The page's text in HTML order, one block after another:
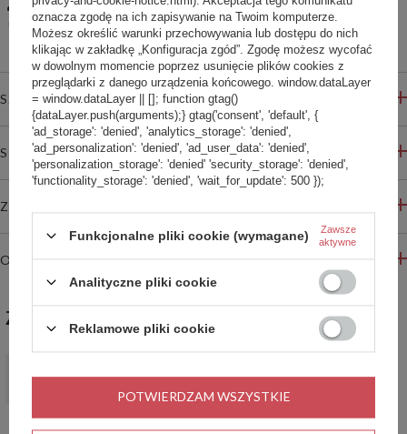
Udostępnij konfigurację
Bezpieczne zakupy
SZCZEGÓŁOWE INFORMACJE
STREFA REKOMENDACJI
ZADAJ PYTANIE
OPINIE
ZABIERZ JESZCZE :)
Kubek termiczny Contigo West Loop 2.0 470 ml - Glamour
119,00 zł / szt.
oznacza zgodę na ich zapisywanie na Twoim komputerze.
Możesz określić warunki przechowywania lub dostępu do nich
klikając w zakładkę „Konfiguracja zgód”. Zgodę możesz wycofać
w dowolnym momencie poprzez usunięcie plików cookies z
przeglądarki z danego urządzenia końcowego. window.dataLayer
= window.dataLayer || []; function gtag()
{dataLayer.push(arguments);} gtag('consent', 'default', {
'ad_storage': 'denied', 'analytics_storage': 'denied',
'ad_personalization': 'denied', 'ad_user_data': 'denied',
'personalization_storage': 'denied' 'security_storage': 'denied',
'functionality_storage': 'denied', 'wait_for_update': 500 });
Funkcjonalne pliki cookie (wymagane) Zawsze
aktywne
Analityczne pliki cookie
Reklamowe pliki cookie
POTWIERDZAM WSZYSTKIE